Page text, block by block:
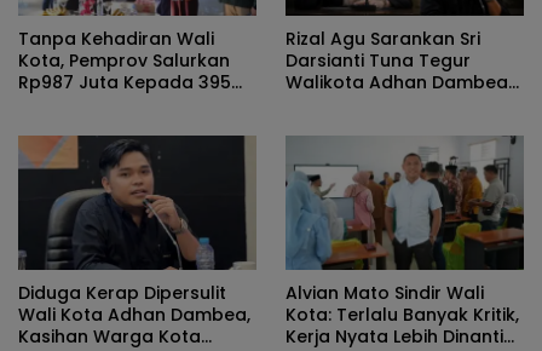
Tanpa Kehadiran Wali
Kota, Pemprov Salurkan
Rp987 Juta Kepada 395
Rizal Agu Sarankan Sri
Darsianti Tuna Tegur
Walikota Adhan Dambea
Diduga Kerap Dipersulit
Wali Kota Adhan Dambea,
Kasihan Warga Kota
Alvian Mato Sindir Wali
Kota: Terlalu Banyak Kritik,
Kerja Nyata Lebih Dinanti